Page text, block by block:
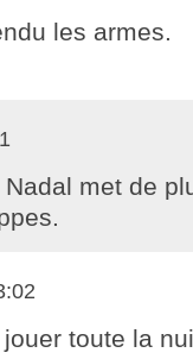
les armes.
met de
toute la